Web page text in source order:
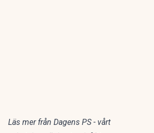
Läs mer från Dagens PS - vårt